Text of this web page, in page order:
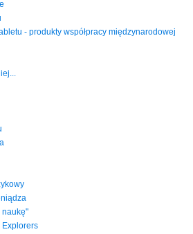
- produkty współpracy międzynarodowej
naukę"
Explorers